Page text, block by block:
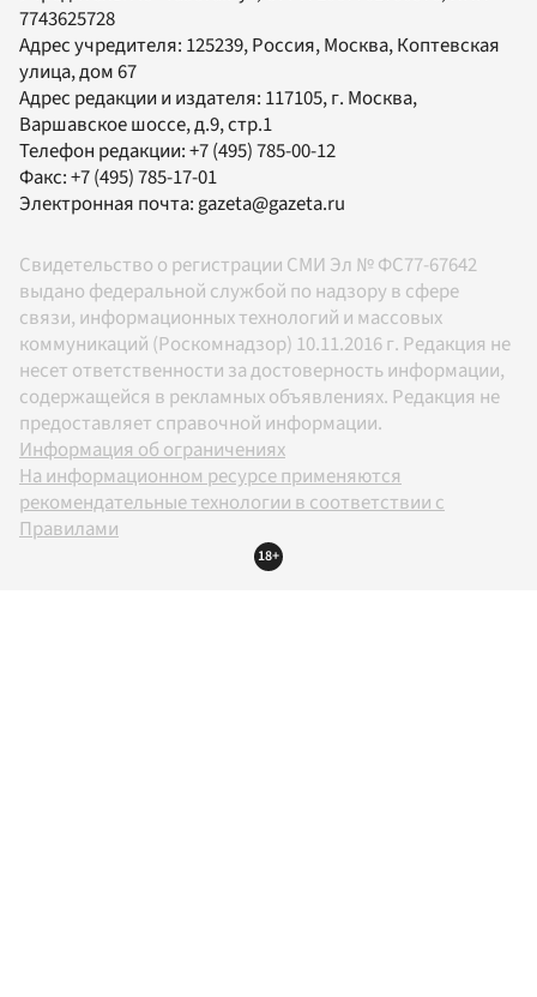
7743625728
Адрес учредителя: 125239, Россия, Москва, Коптевская
улица, дом 67
Адрес редакции и издателя: 117105, г. Москва,
Варшавское шоссе, д.9, стр.1
Телефон редакции:+7 (495) 785-00-12
Факс:+7 (495) 785-17-01
Электронная почта:gazeta@gazeta.ru
Свидетельство о регистрации СМИ Эл № ФС77-67642
выдано федеральной службой по надзору в сфере
связи, информационных технологий и массовых
коммуникаций (Роскомнадзор) 10.11.2016 г. Редакция не
несет ответственности за достоверность информации,
содержащейся в рекламных объявлениях. Редакция не
предоставляет справочной информации.
Информация об ограничениях
На информационном ресурсе применяются
рекомендательные технологии в соответствии с
Правилами
18+